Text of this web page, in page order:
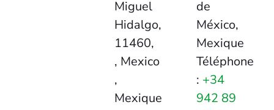
Miguel
Hidalgo,
11460,
, Mexico
,
Mexique
de
México,
Mexique
Téléphone
: +34
942 89